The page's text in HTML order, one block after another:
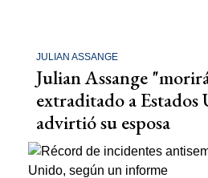
JULIAN ASSANGE
Julian Assange
extraditado a Estados
advirtió su esposa